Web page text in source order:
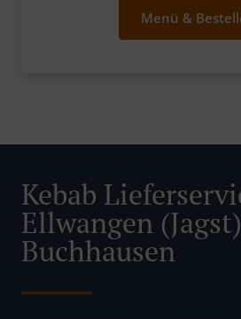
Menü &
Kebab
Ellwangen (Jagst)
Buchhausen